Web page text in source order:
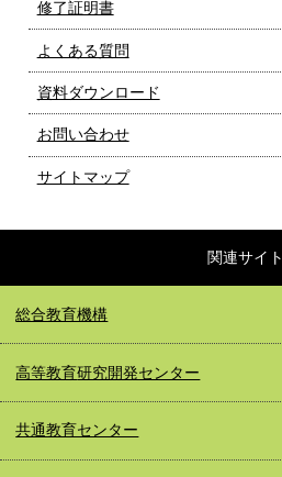
修了証明書
よくある質問
資料ダウンロード
お問い合わせ
サイトマップ
関連サイト
総合教育機構
高等教育研究開発センター
共通教育センター